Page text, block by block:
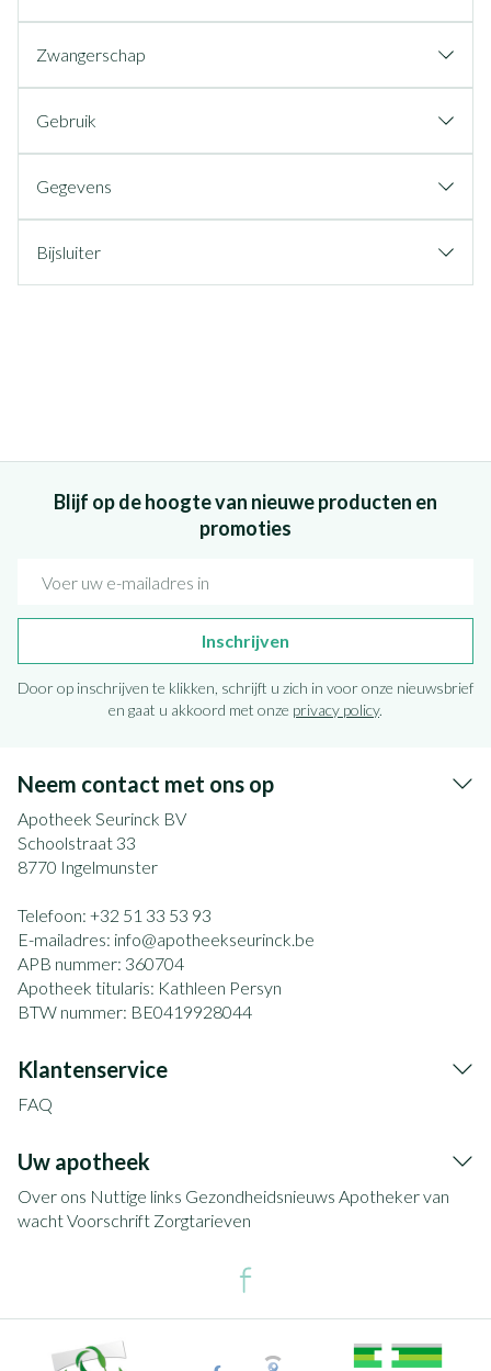
Zwangerschap
Gebruik
Gegevens
Bijsluiter
Blijf op de hoogte van nieuwe producten en
promoties
Inschrijven
Door op inschrijven te klikken, schrijft u zich in voor onze nieuwsbrief
en gaat u akkoord met onze privacy policy.
Neem contact met ons op
Apotheek Seurinck BV
Schoolstraat 33
8770 Ingelmunster
Telefoon: +32 51 33 53 93
E-mailadres: info@apotheekseurinck.be
APB nummer: 360704
Apotheek titularis: Kathleen Persyn
BTW nummer: BE0419928044
Klantenservice
FAQ
Uw apotheek
Over ons Nuttige links Gezondheidsnieuws Apotheker van
wachtVoorschrift Zorgtarieven